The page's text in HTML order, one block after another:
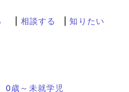
相談する 知りたい
0歳～未就学児